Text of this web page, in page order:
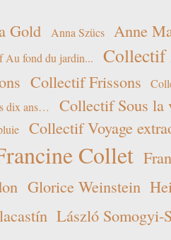
moins
dix
Gold Anna Szücs Anne
Au fond du jardin...
Collectif
Collectif Frissons
dix ans… Collectif Sous la
Collectif Voyage
Collet
Glorice Weinstein
László Somogyi-